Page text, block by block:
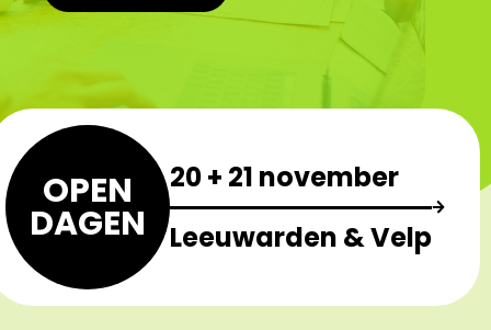
OPEN
DAGEN
20 + 21 november
Leeuwarden & Velp